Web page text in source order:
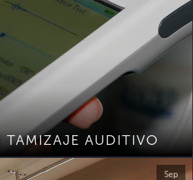
TAMIZAJE AUDITIVO
Sep